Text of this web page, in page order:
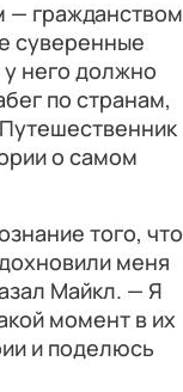
— гражданством
суверенные
него должно
по странам,
о самом
того, что
меня
Майкл. — Я
момент в их
и поделюсь